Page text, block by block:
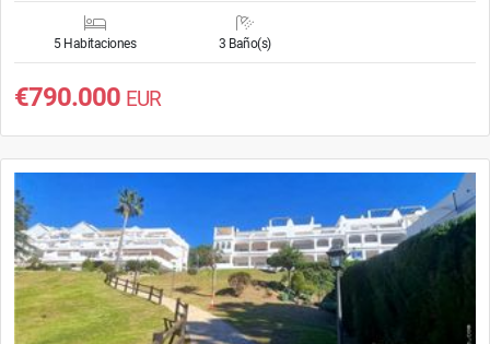
5 Habitaciones 3 Baño(s)
€790.000 EUR